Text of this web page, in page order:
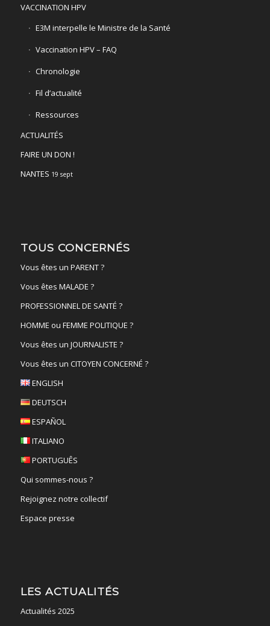
VACCINATION HPV
E3M interpelle le Ministre de la Santé
Vaccination HPV – FAQ
Chronologie
Fil d’actualité
Ressources
ACTUALITÉS
FAIRE UN DON !
NANTES 19 sept
TOUS CONCERNÉS
Vous êtes un PARENT ?
Vous êtes MALADE ?
PROFESSIONNEL DE SANTÉ ?
HOMME ou FEMME POLITIQUE ?
Vous êtes un JOURNALISTE ?
Vous êtes un CITOYEN CONCERNÉ ?
ENGLISH
DEUTSCH
ESPAÑOL
ITALIANO
PORTUGUÊS
Qui sommes-nous ?
Rejoignez notre collectif
Espace presse
LES ACTUALITÉS
Actualités 2025